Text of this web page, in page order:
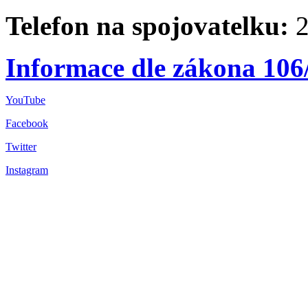
Telefon na spojovatelku:
Informace dle zákona
YouTube
Facebook
Twitter
Instagram